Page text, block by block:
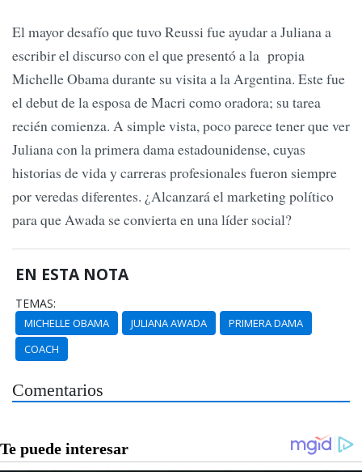
El mayor desafío que tuvo Reussi fue ayudar a Juliana a
escribir el discurso con el que presentó a la propia
Michelle Obama durante su visita a la Argentina. Este fue
el debut de la esposa de Macri como oradora; su tarea
recién comienza. A simple vista, poco parece tener que ver
Juliana con la primera dama estadounidense, cuyas
historias de vida y carreras profesionales fueron siempre
por veredas diferentes. ¿Alcanzará el marketing político
para que Awada se convierta en una líder social?
EN ESTA NOTA
TEMAS:
MICHELLE OBAMA JULIANA AWADA
PRIMERA DAMA
COACH
Comentarios